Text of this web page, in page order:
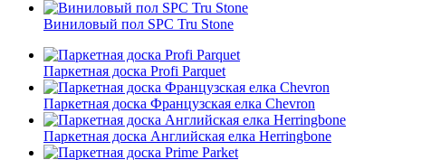
Виниловый пол SPC Tru Stone
Паркетная доска Profi Parquet
Паркетная доска Французская елка Chevron
Паркетная доска Английская елка Herringbone